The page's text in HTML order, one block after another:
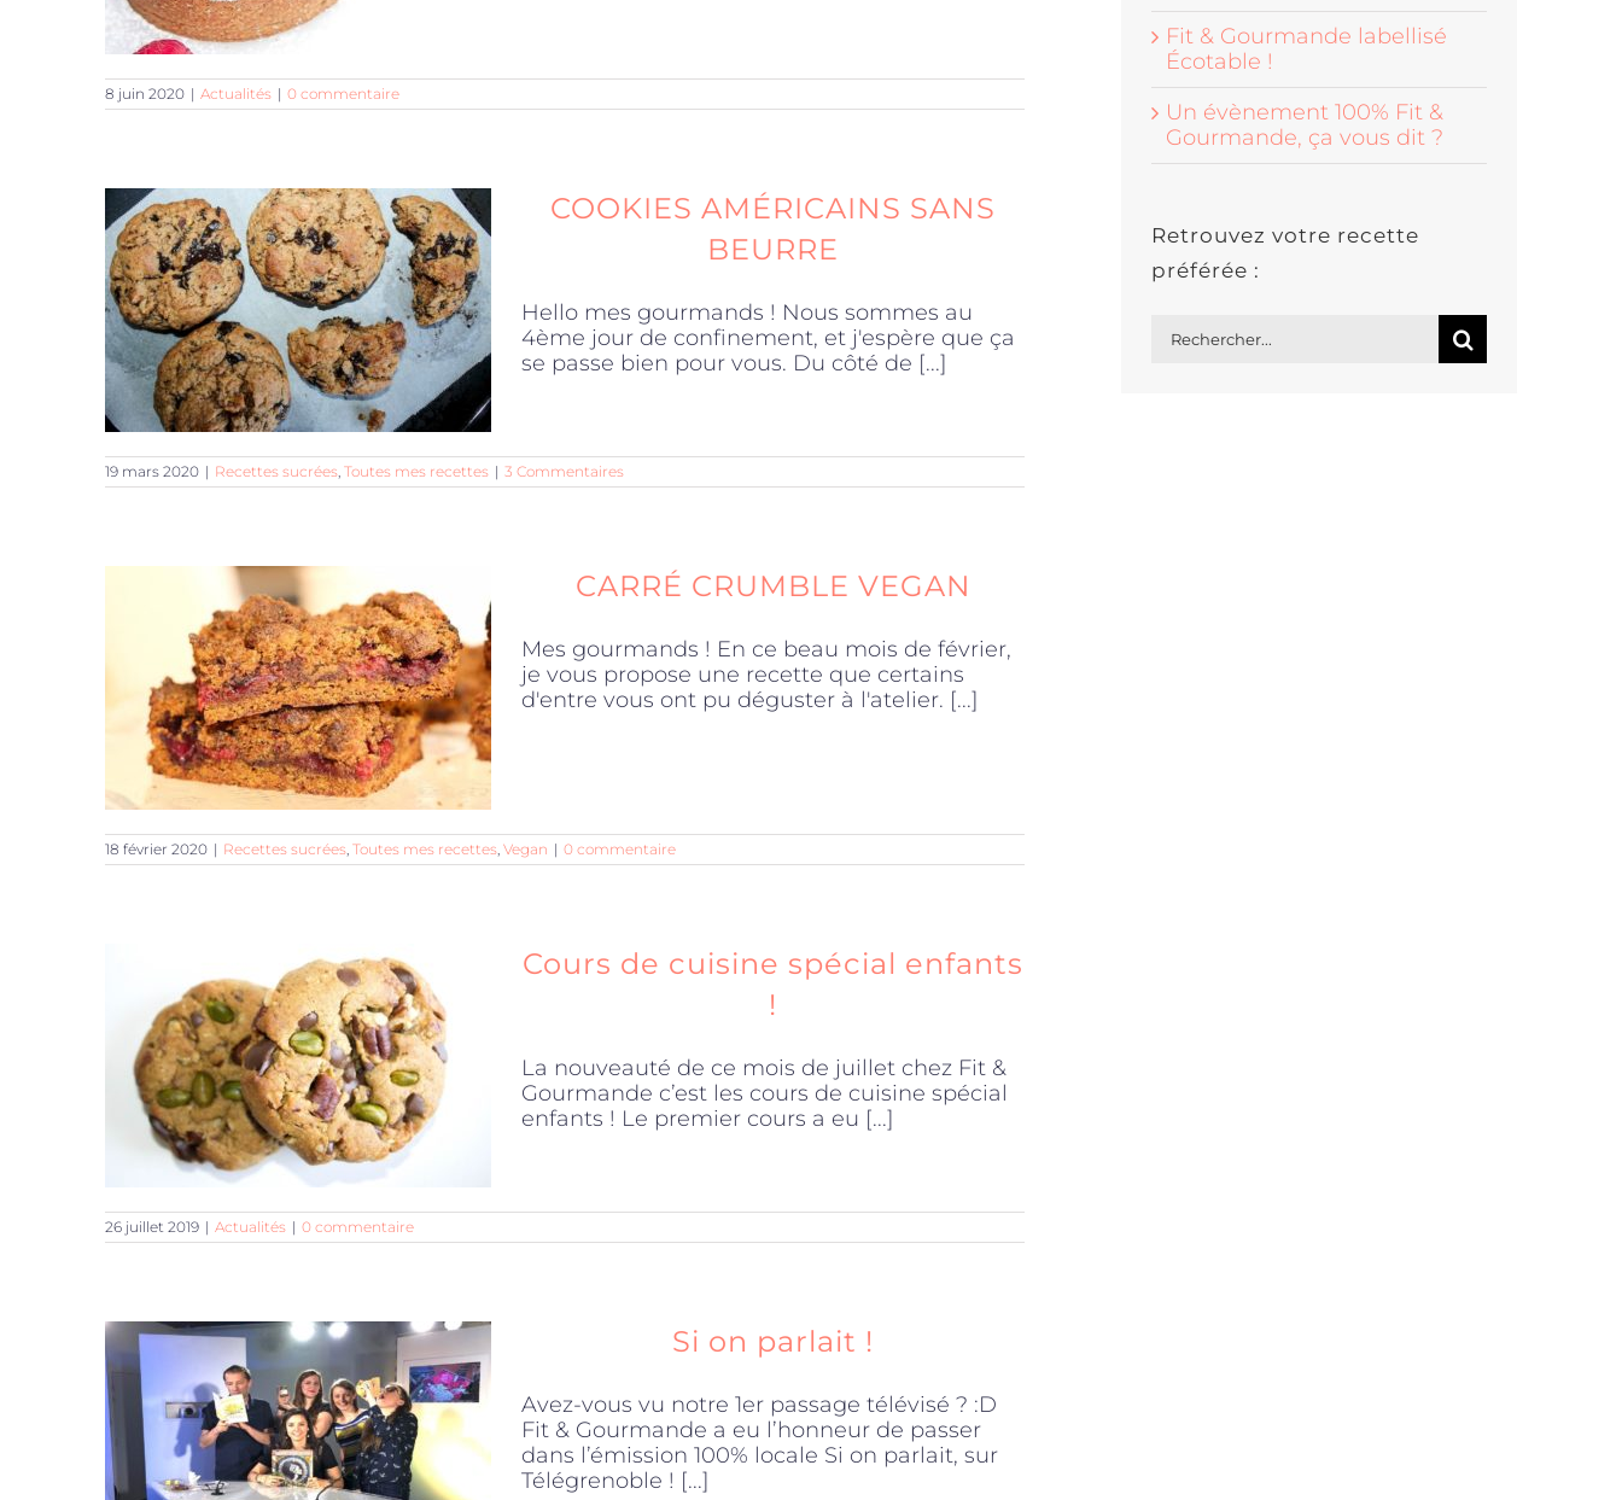
8 juin 2020 | Actualités | 0 commentaire
COOKIES AMÉRICAINS SANS
BEURRE
Hello mes gourmands ! Nous sommes au
4ème jour de confinement, et j'espère que ça
se passe bien pour vous. Du côté de [...]
19 mars 2020 | Recettes sucrées, Toutes mes recettes | 3 Commentaires
CARRÉ CRUMBLE VEGAN
Mes gourmands ! En ce beau mois de février,
je vous propose une recette que certains
d'entre vous ont pu déguster à l'atelier. [...]
18 février 2020 | Recettes sucrées, Toutes mes recettes, Vegan | 0 commentaire
Cours de cuisine spécial enfants
!
La nouveauté de ce mois de juillet chez Fit &
Gourmande c’est les cours de cuisine spécial
enfants ! Le premier cours a eu [...]
26 juillet 2019 | Actualités | 0 commentaire
Si on parlait !
Avez-vous vu notre 1er passage télévisé ? :D
Fit & Gourmande a eu l’honneur de passer
dans l’émission 100% locale Si on parlait, sur
Télégrenoble ! [...]
Fit & Gourmande labellisé
Écotable !
Un évènement 100% Fit &
Gourmande, ça vous dit ?
Retrouvez votre recette
préférée :